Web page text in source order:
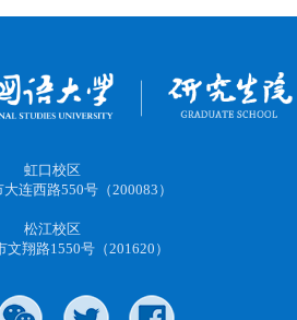
虹口校区
连西路550号（200083）
松江校区
文翔路1550号（201620）